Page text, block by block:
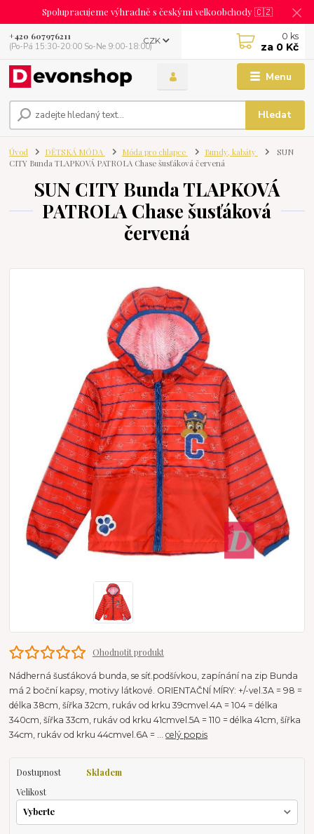
Spolupracujeme výhradně s českými velkoobchody 🇨🇿
Menu
CZK
Hledat
+420 607976211
(Po-Pá 15:30-20:00 So-Ne 9:00-18:00)
0 ks
za 0 Kč
Úvod DĚTSKÁ MÓDA Móda pro chlapce Bundy, kabáty
SUN
CITY Bunda TLAPKOVÁ PATROLA Chase šusťáková červená
SUN CITY Bunda TLAPKOVÁ
PATROLA Chase šusťáková
červená
Ohodnotit produkt
Nádherná šusťáková bunda, se síť.podšívkou, zapínání na zip Bunda
má 2 boční kapsy, motivy látkové. ORIENTAČNÍ MÍRY: +/-vel.3A = 98 =
délka 38cm, šířka 32cm, rukáv od krku 39cmvel.4A = 104 = délka
340cm, šířka 33cm, rukáv od krku 41cmvel.5A = 110 = délka 41cm, šířka
34cm, rukáv od krku 44cmvel.6A = ...celý popis
Dostupnost
Skladem
Velikost